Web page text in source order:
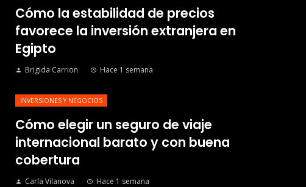
Cómo la estabilidad de precios
favorece la inversión extranjera en
Egipto
Brigida Carrion Hace 1 semana
INVERSIONES Y NEGOCIOS
Cómo elegir un seguro de viaje
internacional barato y con buena
cobertura
Carla Vilanova Hace 1 semana